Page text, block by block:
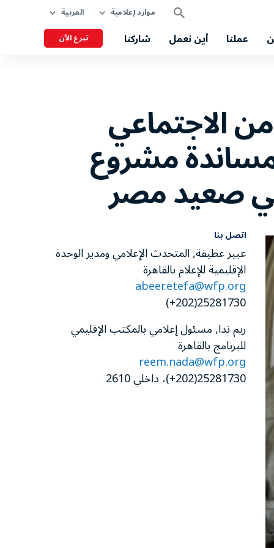
موارد إعلامية العربية
عملنا أين نعمل شاركنا تبرع الآن
الاجتماعي
مشروع
في صعيد مصر
اتصل بنا
عبير عطيفة, المتحدث الإعلامي ومدير الوحدة
الإقليمية للإعلام بالقاهرة
abeer.etefa@wfp.org
25281730(202+)
ريم ندا, مسئول إعلامي بالمكتب الإقليمي
للبرنامج بالقاهرة
reem.nada@wfp.org
25281730(202+)، داخلي 2610